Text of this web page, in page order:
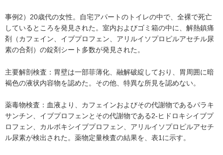
事例2）20歳代の女性。自宅アパートのトイレの中で、全裸で死亡
しているところを発見された。室内およびゴミ箱の中に、解熱鎮痛
剤（カフェイン、イブプロフェン、アリルイソプロピルアセチル尿
素の合剤）の錠剤シート多数が発見された。
主要解剖検査：胃壁は一部菲薄化、融解破綻しており、胃周囲に暗
褐色の液状内容物を認めた。その他、特異な所見を認めない。
薬毒物検査：血液より、カフェインおよびその代謝物であるパラキ
サンチン、イブプロフェンとその代謝物である2-ヒドロキシイブプ
ロフェン、カルボキシイブプロフェン、アリルイソプロピルアセチ
ル尿素が検出された。薬物定量検査の結果を、表1に示す。